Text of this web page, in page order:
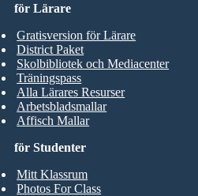
för Studenter
Mitt Klassrum
Photos For Class
för Lärare
Gratisversion för Lärare
District Paket
Skolbibliotek och Mediacenter
Träningspass
Alla Lärares Resurser
Arbetsbladsmallar
Affisch Mallar